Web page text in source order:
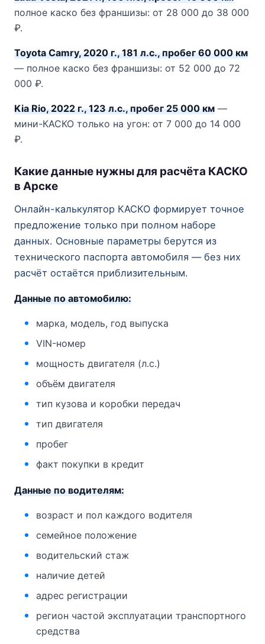
полное каско без франшизы: от 28 000 до 38 000
₽.
Toyota Camry, 2020 г., 181 л.с., пробег 60 000 км
— полное каско без франшизы: от 52 000 до 72
000 ₽.
Kia Rio, 2022 г., 123 л.с., пробег 25 000 км —
мини-КАСКО только на угон: от 7 000 до 14 000
₽.
Какие данные нужны для расчёта КАСКО
в Арске
Онлайн-калькулятор КАСКО формирует точное
предложение только при полном наборе
данных. Основные параметры берутся из
технического паспорта автомобиля — без них
расчёт остаётся приблизительным.
Данные по автомобилю:
марка, модель, год выпуска
VIN-номер
мощность двигателя (л.с.)
объём двигателя
тип кузова и коробки передач
тип двигателя
пробег
факт покупки в кредит
Данные по водителям:
возраст и пол каждого водителя
семейное положение
водительский стаж
наличие детей
адрес регистрации
регион частой эксплуатации транспортного
средства